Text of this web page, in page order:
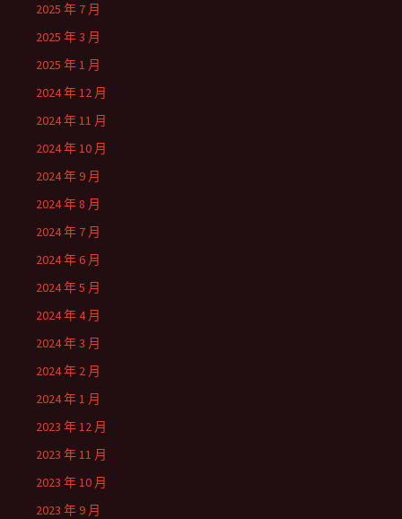
2025 年 7 月
2025 年 3 月
2025 年 1 月
2024 年 12 月
2024 年 11 月
2024 年 10 月
2024 年 9 月
2024 年 8 月
2024 年 7 月
2024 年 6 月
2024 年 5 月
2024 年 4 月
2024 年 3 月
2024 年 2 月
2024 年 1 月
2023 年 12 月
2023 年 11 月
2023 年 10 月
2023 年 9 月